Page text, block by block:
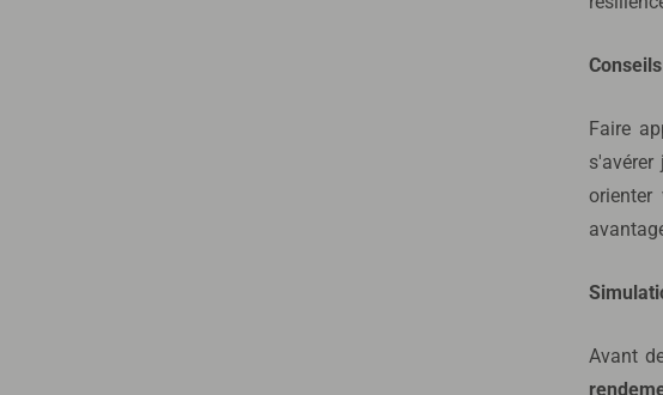
Faire
orienter
Avant